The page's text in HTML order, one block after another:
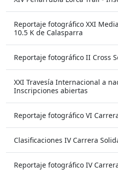
Reportaje fotográfico XXI
10.5 K de Calasparra
Reportaje fotográfico II Cross
XXI Travesía Internacional a
Inscripciones abiertas
Reportaje fotográfico VI
Clasificaciones IV Carrera
Reportaje fotográfico IV